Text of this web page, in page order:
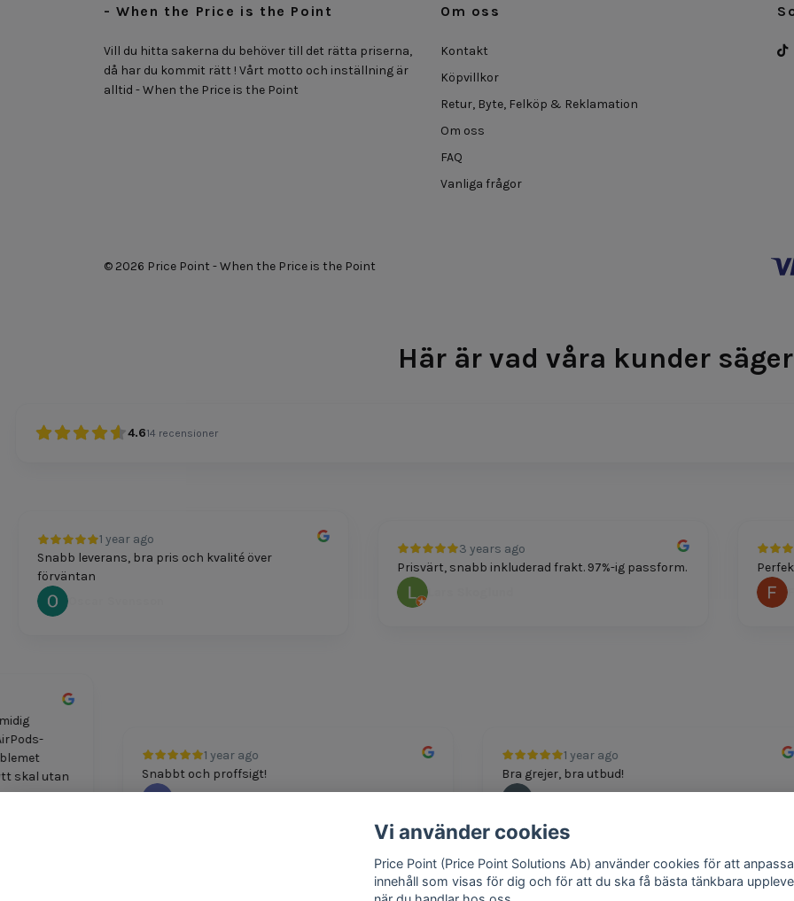
- When the Price is the Point
Vill du hitta sakerna du behöver till det rätta priserna,
då har du kommit rätt ! Vårt motto och inställning är
alltid - When the Price is the Point
Om oss
Kontakt
Köpvillkor
Retur, Byte, Felköp & Reklamation
Om oss
FAQ
Vanliga frågor
© 2026 Price Point - When the Price is the Point
Här är vad våra kunder säger
4.614 recensioner
1 year ago
Snabb leverans, bra pris och kvalité över
förväntan
Oscar Svensson
3 years ago
Prisvärt, snabb inkluderad frakt. 97%-ig passform.
Lars Skoglund
Perfekt
1 year ago
Bra grejer, bra utbud!
1 year ago
Snabbt och proffsigt!
smidig
AirPods-
nytt skal utan
Vi använder cookies
Price Point (Price Point Solutions Ab) använder cookies för att
innehåll som visas för dig och för att du ska få bästa tänkbara